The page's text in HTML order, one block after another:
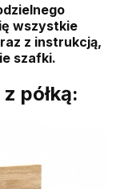
wszystkie
z instrukcją,
szafki.
półką: